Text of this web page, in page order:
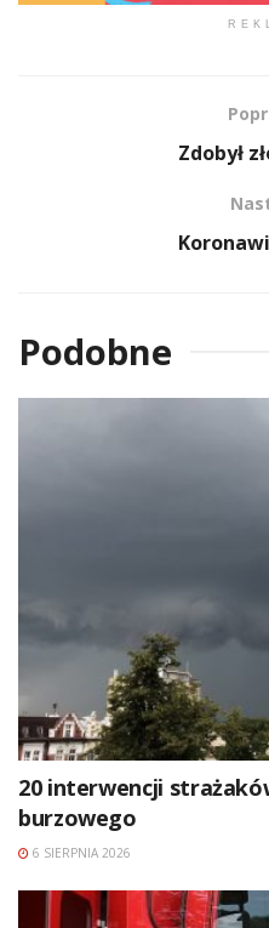
Zdobył
Podobne
20 interwencji
burzowego
6 SIERPNIA 2026